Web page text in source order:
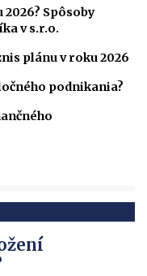
Spôsoby
v s.r.o.
plánu v roku 2026
podnikania?